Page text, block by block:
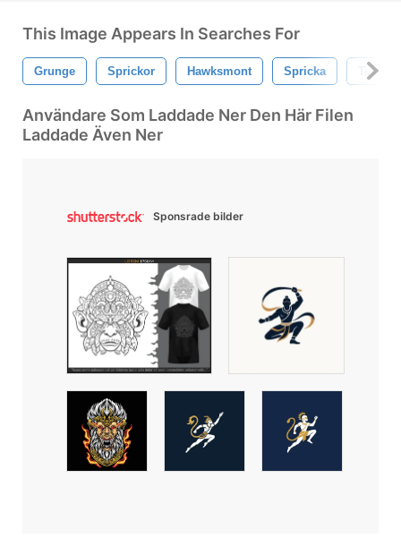
This Image Appears In Searches For
Grunge Sprickor Hawksmont Spricka Textur
Användare Som Laddade Ner Den Här Filen
Laddade Även Ner
Sponsrade bilder